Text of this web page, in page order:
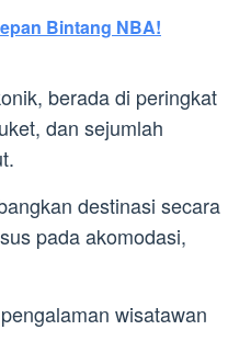
Bintang NBA!
berada di peringkat
dan sejumlah
destinasi secara
pada akomodasi,
wisatawan